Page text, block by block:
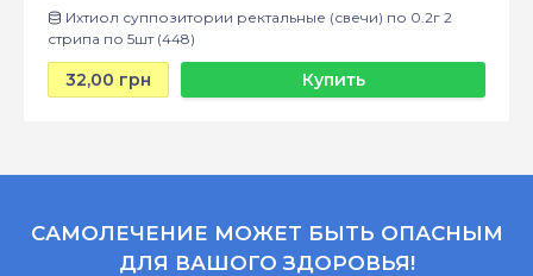
Ихтиол суппозитории ректальные (свечи) по 0.2г 2
стрипа по 5шт (448)
32,00 грн Купить
САМОЛЕЧЕНИЕ МОЖЕТ БЫТЬ ОПАСНЫМ
ДЛЯ ВАШОГО ЗДОРОВЬЯ!